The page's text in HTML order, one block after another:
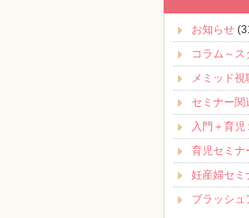
お知らせ
コラム～ス
メミッド視
セミナー関
入門＋育
育児セミナ
妊産婦セミ
ブラッシュ